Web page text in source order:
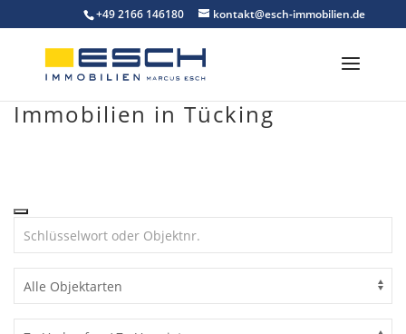
to
content
+49 2166 146180 kontakt@esch-immobilien.de
Immobilien in Tücking